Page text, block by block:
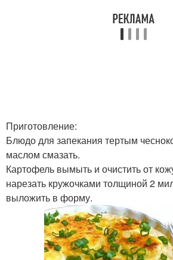
Приготовление:
Блюдо для запекания тертым
маслом смазать.
Картофель вымыть и очистить от
нарезать кружочками толщиной 2
выложить в форму.